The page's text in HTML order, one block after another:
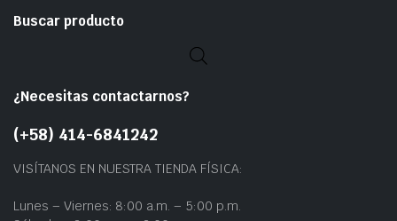
Buscar producto
¿Necesitas contactarnos?
(+58) 414-6841242
VISÍTANOS EN NUESTRA TIENDA FÍSICA:
Lunes – Viernes: 8:00 a.m. – 5:00 p.m.